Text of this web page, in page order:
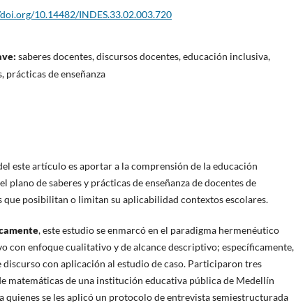
10.14482/INDES.33.02.003.720
saberes docentes, discursos docentes, educación inclusiva,
prácticas de enseñanza
este artículo es aportar a la comprensión de la educación
plano de saberes y prácticas de enseñanza de docentes de
que posibilitan o limitan su aplicabilidad contextos escolares.
, este estudio se enmarcó en el paradigma hermenéutico
con enfoque cualitativo y de alcance descriptivo; específicamente,
discurso con aplicación al estudio de caso. Participaron tres
matemáticas de una institución educativa pública de Medellín
quienes se les aplicó un protocolo de entrevista semiestructurada